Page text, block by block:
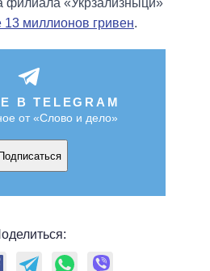
филиала «Укрзализныци»
13 миллионов гривен.
В TELEGRAM
от «Слово и дело»